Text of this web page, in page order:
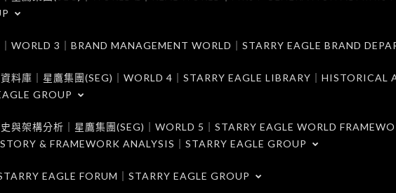
WORLD 3｜BRAND MANAGEMENT WORLD｜STARRY EAGLE BRAND
料庫｜星鷹集團(SEG)｜WORLD 4｜STARRY EAGLE LIBRARY｜HISTORICAL
GROUP
與架構分析｜星鷹集團(SEG)｜WORLD 5｜STARRY EAGLE WORLD
& FRAMEWORK ANALYSIS｜STARRY EAGLE GROUP
EAGLE FORUM｜STARRY EAGLE GROUP